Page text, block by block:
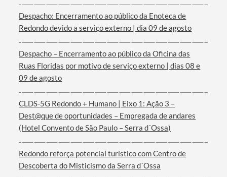
Despacho: Encerramento ao público da Enoteca de
Redondo devido a serviço externo | dia 09 de agosto
Despacho – Encerramento ao público da Oficina das
Ruas Floridas por motivo de serviço externo | dias 08 e
09 de agosto
CLDS-5G Redondo + Humano | Eixo 1: Ação 3 –
Dest@que de oportunidades – Empregada de andares
(Hotel Convento de São Paulo – Serra d´Ossa)
Redondo reforça potencial turístico com Centro de
Descoberta do Misticismo da Serra d´Ossa